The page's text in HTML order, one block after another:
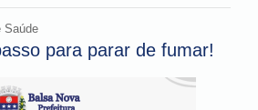
Saúde
para parar de fumar!